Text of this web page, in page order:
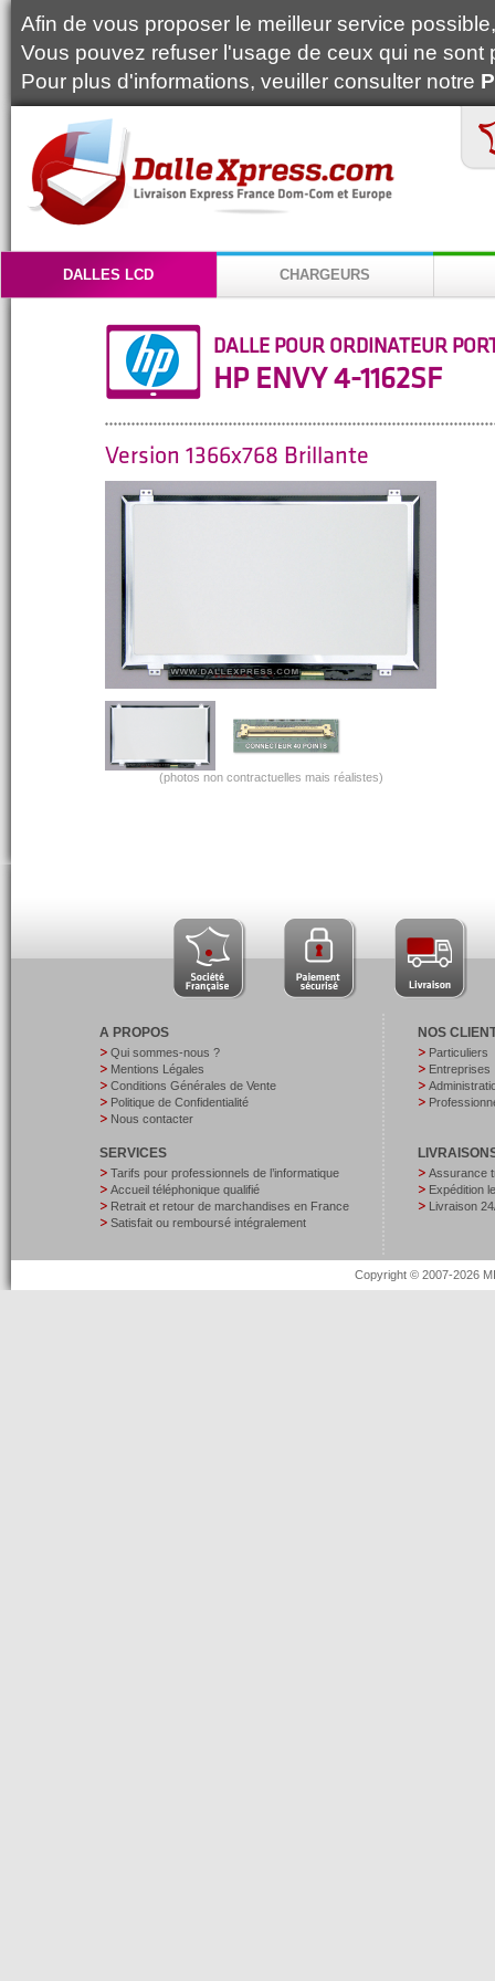
Afin de vous proposer le meilleur service
Vous pouvez refuser l'usage de ceux qui ne
Pour plus d'informations, veuiller consulter notre
DALLES LCD CHARGEURS
DALLE POUR ORDINATEUR
HP ENVY 4-1162SF
Version 1366x768 Brillante
(photos non contractuelles mais réalistes)
A PROPOS
Qui sommes-nous ?
Mentions Légales
Conditions Générales de Vente
Politique de Confidentialité
Nous contacter
SERVICES
Tarifs pour professionnels de l’informatique
Accueil téléphonique qualifié
Retrait et retour de marchandises en France
Satisfait ou remboursé intégralement
NOS
Particuliers
Entreprises
Assurance
Expédition
Livraison
Copyright © 2007-2026